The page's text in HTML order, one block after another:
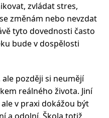
zvládat stres,
změnám nebo nevzdat
tyto dovednosti často
bude v dospělosti
později si neumějí
reálného života. Jiní
v praxi dokážou být